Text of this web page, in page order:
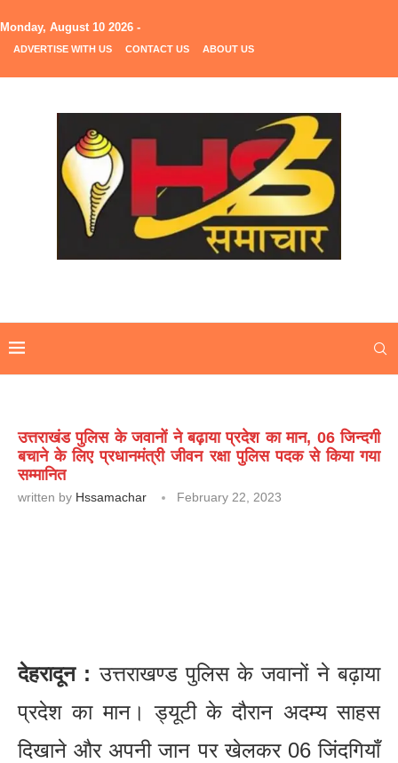
Monday, August 10 2026 -
ADVERTISE WITH US CONTACT US ABOUT US
उत्तराखंड पुलिस के जवानों ने बढ़ाया प्रदेश का मान, 06 जिन्दगी
बचाने के लिए प्रधानमंत्री जीवन रक्षा पुलिस पदक से किया गया
सम्मानित
written by Hssamachar February 22, 2023
देहरादून :उत्तराखण्ड पुलिस के जवानों ने बढ़ाया
प्रदेश का मान। ड्यूटी के दौरान अदम्य साहस
दिखाने और अपनी जान पर खेलकर 06 जिंदगियाँ